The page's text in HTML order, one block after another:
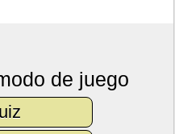
de juego